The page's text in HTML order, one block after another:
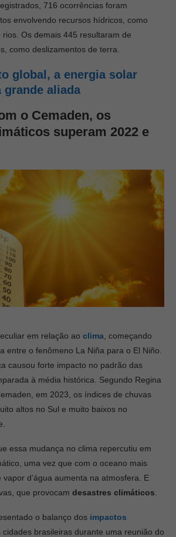
716 ocorrências foram
envolvendo recursos hídricos, como
Os demais 445 resultaram de
como deslizamentos de terra.
global, a energia solar
grande aliada
o Cemaden, os
superam 2022 e
em relação ao clima , começando
entre o fenômeno La Niña para o El Niño.
causou forte impacto no padrão das
à média histórica. Segundo Regina
em 2023, os índices de chuvas
altos no Sul e muito baixos no
essa mudança no clima repercutiu em
uma vez que com o oceano mais
d’água aumenta na atmosfera. E
que provocam desastres climáticos
o balanço dos impactos
cidades brasileiras durante uma reunião do